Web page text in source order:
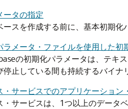
ータの指定
ースを作成する前に、基本初期化
ラメータ・ファイルを使用した初
の初期化パラメータは、テキ
停止している間も持続するバイ
・サービスでのアプリケーション
・サービスは、1つ以上のデータ